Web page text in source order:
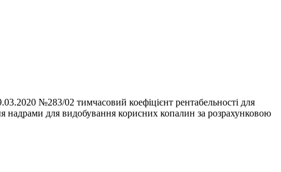
№283/02 тимчасовий коефіцієнт рентабельності для
надрами для видобування корисних копалин за розрахунковою